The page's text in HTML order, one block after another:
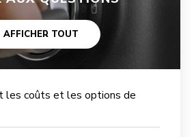
AFFICHER TOUT
les coûts et les options de